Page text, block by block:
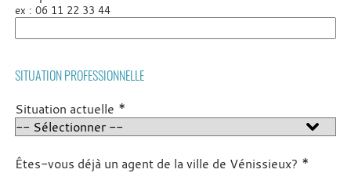
ex : 06 11 22 33 44
SITUATION PROFESSIONNELLE
Situation actuelle *
Êtes-vous déjà un agent de la ville de Vénissieux? *